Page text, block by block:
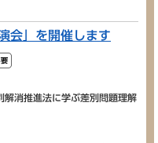
会」を開催します
解消推進法に学ぶ差別問題理解